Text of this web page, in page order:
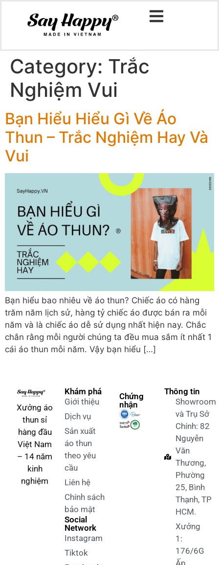
Category: Trắc
Nghiệm Vui
Bạn Hiểu Hiểu Gì Về Áo
Thun – Trắc Nghiệm Hay Và
Vui
Bạn hiểu bao nhiêu về áo thun? Chiếc áo có hàng
trăm năm lịch sử, hàng tỷ chiếc áo được bán ra mỗi
năm và là chiếc áo dễ sử dụng nhất hiện nay. Chắc
chắn rằng mỗi người chúng ta đều mua sắm ít nhất 1
cái áo thun mỗi năm. Vậy bạn hiểu […]
Xưởng áo
thun sỉ
hàng đầu
Việt Nam
– 14 năm
kinh
nghiệm
Khám phá
Giới thiệu
Dịch vụ
Sản xuất
áo thun
theo yêu
cầu
Liên hệ
Chính sách
bảo mật
Social
Network
Instagram
Tiktok
Chứng
nhận
Thông tin
Showroom
và Trụ Sở
Chính: 82
Nguyễn
Văn
Thương,
Phường
25, Bình
Thạnh, TP
HCM.
Xưởng
1:
176/6G
Ấp